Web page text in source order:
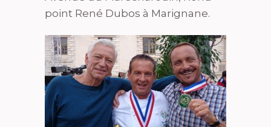
point René Dubos à Marignane.